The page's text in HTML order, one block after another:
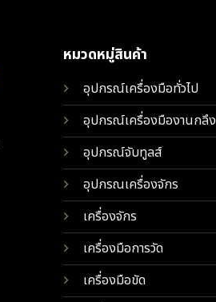
หมวดหมู่สินค้า
อุปกรณ์เครื่องมือทั่วไป
อุปกรณ์เครื่องมืองานกลึง
อุปกรณ์จับทูลส์
อุปกรณเครื่องจักร
เครื่องจักร
เครื่องมือการวัด
เครื่องมือขัด